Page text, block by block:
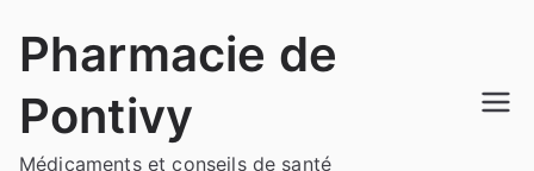
Pharmacie de
Pontivy
Médicaments et conseils de santé